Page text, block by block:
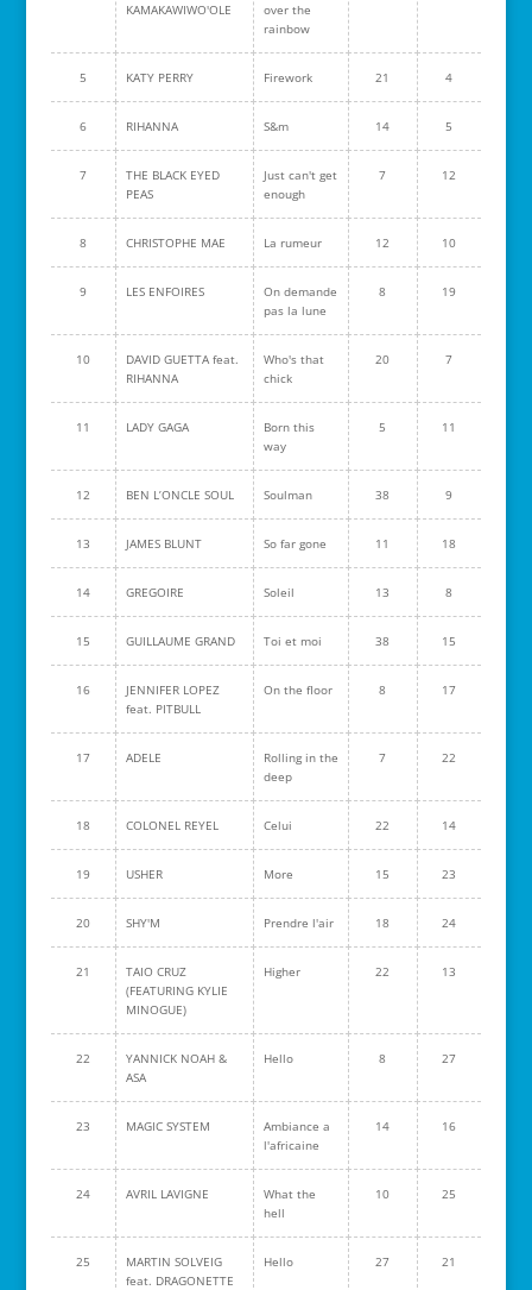
KAMAKAWIWO'OLE
over the
rainbow
5 KATY PERRY Firework 21 4
6 RIHANNA S&m 14 5
7
THE BLACK EYED
PEAS
Just can't get
enough
7 12
8 CHRISTOPHE MAE La rumeur 12 10
9 LES ENFOIRES
On demande
pas la lune
8 19
10
DAVID GUETTA feat.
RIHANNA
Who's that
chick
20 7
11 LADY GAGA
Born this
way
5 11
12 BEN L’ONCLE SOUL Soulman 38 9
13 JAMES BLUNT So far gone 11 18
14 GREGOIRE Soleil 13 8
15 GUILLAUME GRAND Toi et moi 38 15
16
JENNIFER LOPEZ
feat. PITBULL
On the floor 8 17
17 ADELE
Rolling in the
deep
7 22
18 COLONEL REYEL Celui 22 14
19 USHER More 15 23
20 SHY'M Prendre l'air 18 24
21
TAIO CRUZ
(FEATURING KYLIE
MINOGUE)
Higher 22 13
22
YANNICK NOAH &
ASA
Hello 8 27
23 MAGIC SYSTEM
Ambiance a
l'africaine
14 16
24 AVRIL LAVIGNE
What the
hell
10 25
25
MARTIN SOLVEIG
feat. DRAGONETTE
Hello 27 21